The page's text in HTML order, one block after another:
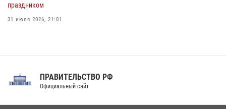
праздником
31 июля 2026, 21:01
Праздник «Один день с Росгвардией» к 105-летию Центрального
ПРАВИТЕЛЬСТВО РФ
Официальный сайт